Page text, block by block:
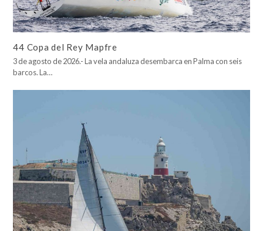
44 Copa del Rey Mapfre
3 de agosto de 2026.- La vela andaluza desembarca en Palma con seis
barcos. La…